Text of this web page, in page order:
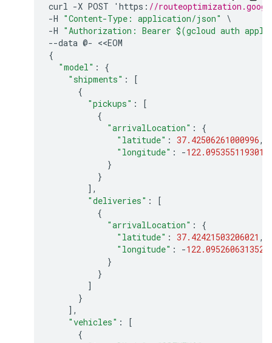
curl -X POST ' https : //
-H "Content-Type: application/json"
-H "Authorization: Bearer $(gcloud auth
--data @- <<EOM
{
"model" :
{
"shipments" :
[
{
"pickups" :
[
{
"arrivalLocation" :
{
"latitude" : 37.42506261000996,
"longitude" : -
}
}
],
"deliveries" :
[
{
"arrivalLocation" :
{
"latitude" : 37.42421503206021 ,
"longitude" : -
}
}
]
}
],
"vehicles" :
[
{